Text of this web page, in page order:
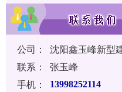
公司：
沈阳鑫玉峰新型
联系：
张玉峰
手机：
13998252114